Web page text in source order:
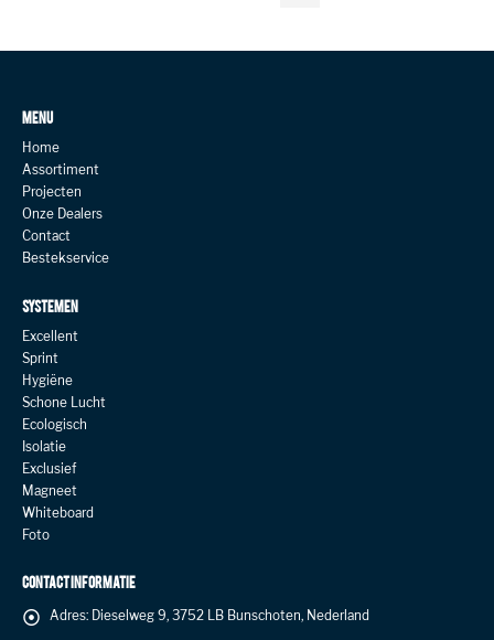
MENU
Home
Assortiment
Projecten
Onze Dealers
Contact
Bestekservice
SYSTEMEN
Excellent
Sprint
Hygiëne
Schone Lucht
Ecologisch
Isolatie
Exclusief
Magneet
Whiteboard
Foto
CONTACT INFORMATIE
Adres: Dieselweg 9, 3752 LB Bunschoten, Nederland